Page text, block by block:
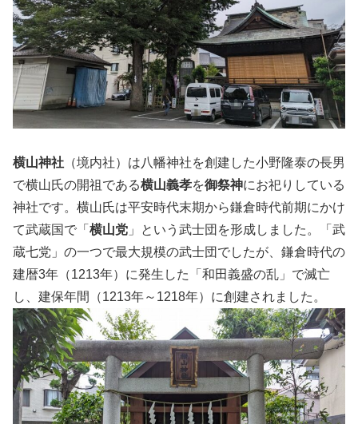
横山神社 （境内社）は八幡神社を創建した小野隆泰の長男
で横山氏の開祖である横山義孝を御祭神にお祀りしている
神社です。横山氏は平安時代末期から鎌倉時代前期にかけ
て武蔵国で「 横山党 」という武士団を形成しました。「武
蔵七党」の一つで最大規模の武士団でしたが、鎌倉時代の
建暦3年（1213年）に発生した「和田義盛の乱」で滅亡
し、建保年間（1213年～1218年）に創建されました。